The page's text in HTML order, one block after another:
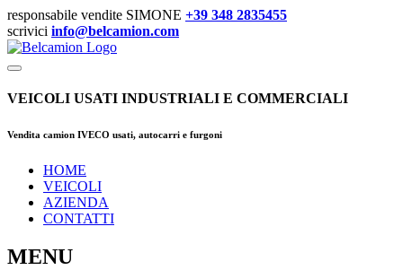
responsabile vendite SIMONE +39 348 2835455
scrivici info@belcamion.com
VEICOLI USATI INDUSTRIALI E COMMERCIALI
Vendita camion IVECO usati, autocarri e furgoni
HOME
VEICOLI
AZIENDA
CONTATTI
MENU